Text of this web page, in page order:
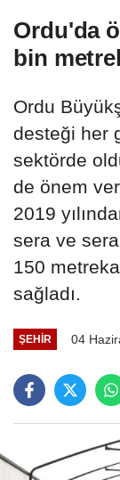
Ordu'da
bin
Ordu
desteği her
sektörde
de önem
2019
sera ve
150
sağladı.
ŞEHIR 04